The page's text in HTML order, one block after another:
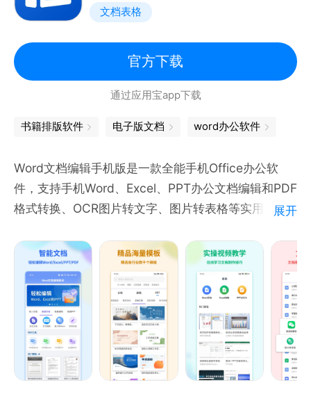
4.丰富Word/PPT/Excel模板，快捷使用，高效又高质
5.多重数据存储保存，文档本地与云端双存储，安全更
可靠
6.提供Word文档、Excel表格、PPT制作等全套office
办公组件
文档表格
官方下载
通过应用宝app下载
书籍排版软件 电子版文档 word办公软件
Word文档编辑手机版是一款全能手机Office办公软
件，支持手机Word、Excel、PPT办公文档编辑和PDF
格式转换、OCR图片转文字、图片转表格等实用功
务场景，都能让您的移动办公更高效。
【核心功能】
Word文档编辑：支持doc、docx等格式，提供文字段
落排版、样式设置等功能，兼容其他办公软件。
Excel表格制作：支持xls、xlsx等格式，内置函数、公
展开